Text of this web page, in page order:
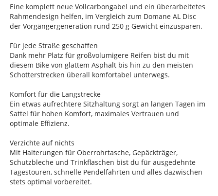
Eine komplett neue Vollcarbongabel und ein überarbeitetes
Rahmendesign helfen, im Vergleich zum Domane AL Disc
der Vorgängergeneration rund 250 g Gewicht einzusparen.
Für jede Straße geschaffen
Dank mehr Platz für großvolumigere Reifen bist du mit
diesem Bike von glattem Asphalt bis hin zu den meisten
Schotterstrecken überall komfortabel unterwegs.
Komfort für die Langstrecke
Ein etwas aufrechtere Sitzhaltung sorgt an langen Tagen im
Sattel für hohen Komfort, maximales Vertrauen und
optimale Effizienz.
Verzichte auf nichts
Mit Halterungen für Oberrohrtasche, Gepäckträger,
Schutzbleche und Trinkflaschen bist du für ausgedehnte
Tagestouren, schnelle Pendelfahrten und alles dazwischen
stets optimal vorbereitet.